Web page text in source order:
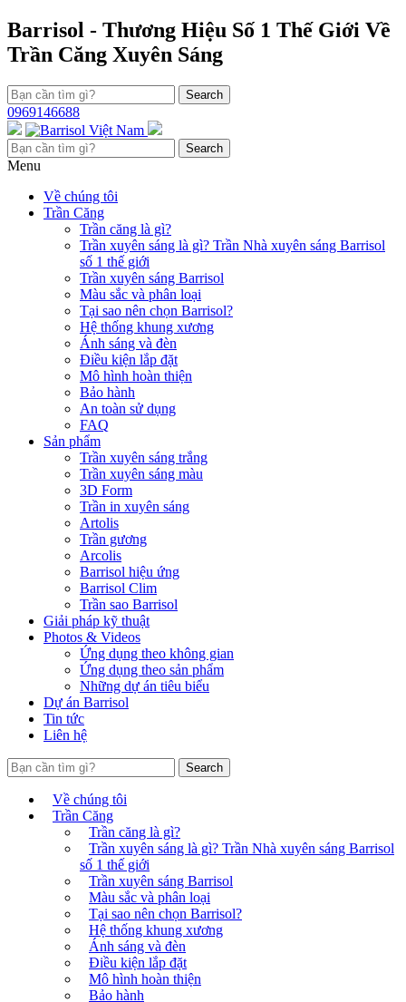
Chuyển
đến
nội
Barrisol - Thương Hiệu Số 1 Thế Giới Về
Trần Căng Xuyên Sáng
Search
0969146688
Search
Menu
Về chúng tôi
Trần Căng
Trần căng là gì?
Trần xuyên sáng là gì? Trần Nhà xuyên sáng Barrisol
số 1 thế giới
Trần xuyên sáng Barrisol
Màu sắc và phân loại
Tại sao nên chọn Barrisol?
Hệ thống khung xương
Ánh sáng và đèn
Điều kiện lắp đặt
Mô hình hoàn thiện
Bảo hành
An toàn sử dụng
FAQ
Sản phẩm
Trần xuyên sáng trắng
Trần xuyên sáng màu
3D Form
Trần in xuyên sáng
Artolis
Trần gương
Arcolis
Barrisol hiệu ứng
Barrisol Clim
Trần sao Barrisol
Giải pháp kỹ thuật
Photos & Videos
Ứng dụng theo không gian
Ứng dụng theo sản phẩm
Những dự án tiêu biểu
Dự án Barrisol
Tin tức
Liên hệ
Search
Về chúng tôi
Trần Căng
Trần căng là gì?
Trần xuyên sáng là gì? Trần Nhà xuyên sáng Barrisol
số 1 thế giới
Trần xuyên sáng Barrisol
Màu sắc và phân loại
Tại sao nên chọn Barrisol?
Hệ thống khung xương
Ánh sáng và đèn
Điều kiện lắp đặt
Mô hình hoàn thiện
Bảo hành